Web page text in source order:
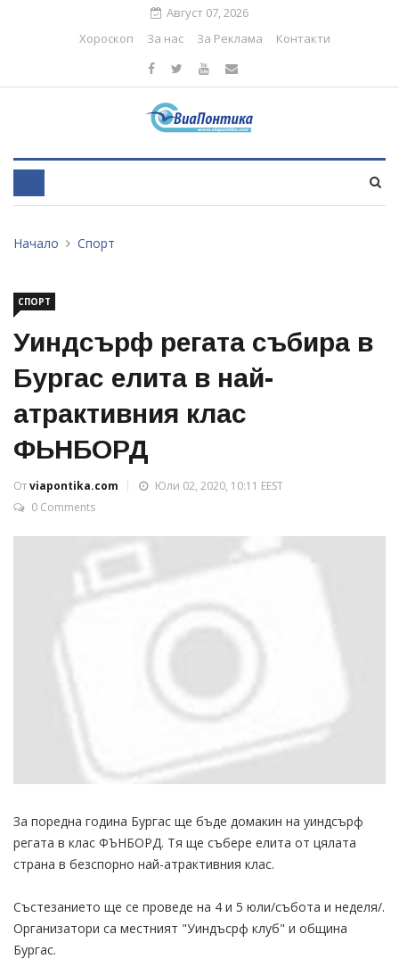
Август 07, 2026
Хороскоп
За нас За Реклама Контакти
Начало Спорт
СПОРТ
Уиндсърф регата събира в
Бургас елита в най-
атрактивния клас
ФЬНБОРД
Отviapontika.com
Юли 02, 2020, 10:11 EEST
0 Comments
За поредна година Бургас ще бъде домакин на уиндсърф
регата в клас ФЪНБОРД. Тя ще събере елита от цялата
страна в безспорно най-атрактивния клас.
Състезанието ще се проведе на 4 и 5 юли/събота и неделя/.
Организатори са местният "Уиндъсрф клуб" и община
Бургас.